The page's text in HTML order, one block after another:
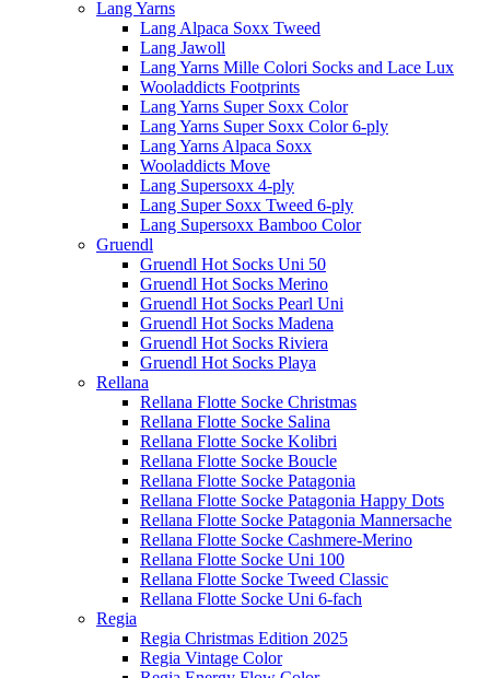
Lang Yarns
Lang Alpaca Soxx Tweed
Lang Jawoll
Lang Yarns Mille Colori Socks and Lace Lux
Wooladdicts Footprints
Lang Yarns Super Soxx Color
Lang Yarns Super Soxx Color 6-ply
Lang Yarns Alpaca Soxx
Wooladdicts Move
Lang Supersoxx 4-ply
Lang Super Soxx Tweed 6-ply
Lang Supersoxx Bamboo Color
Gruendl
Gruendl Hot Socks Uni 50
Gruendl Hot Socks Merino
Gruendl Hot Socks Pearl Uni
Gruendl Hot Socks Madena
Gruendl Hot Socks Riviera
Gruendl Hot Socks Playa
Rellana
Rellana Flotte Socke Christmas
Rellana Flotte Socke Salina
Rellana Flotte Socke Kolibri
Rellana Flotte Socke Boucle
Rellana Flotte Socke Patagonia
Rellana Flotte Socke Patagonia Happy Dots
Rellana Flotte Socke Patagonia Mannersache
Rellana Flotte Socke Cashmere-Merino
Rellana Flotte Socke Uni 100
Rellana Flotte Socke Tweed Classic
Rellana Flotte Socke Uni 6-fach
Regia
Regia Christmas Edition 2025
Regia Vintage Color